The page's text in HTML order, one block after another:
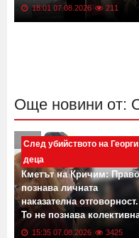
18:01 07.08.2026 211
Още новини от:
След убийството на
деца
Кметът на Кричим:
познава личната
наказателна отговорност.
То не познава
вина15:35 07.08.2026 3425